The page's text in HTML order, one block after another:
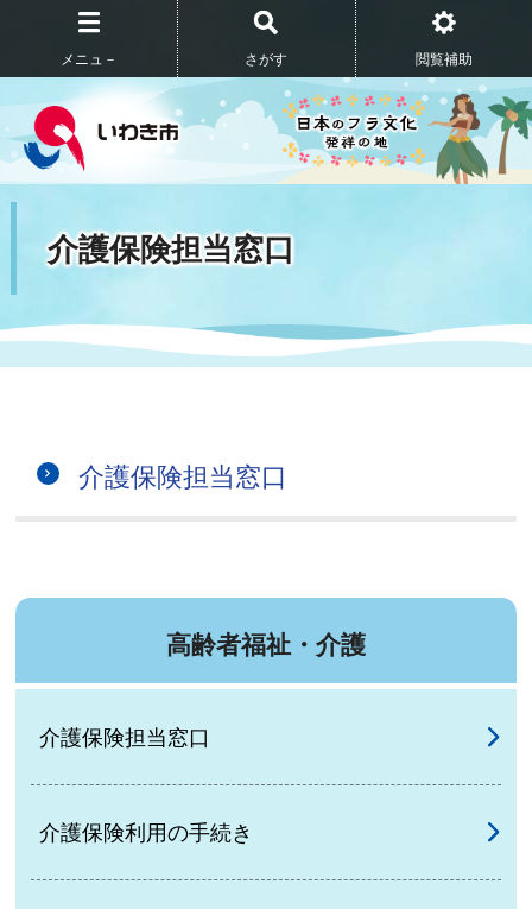
メニュ－ さがす 閲覧補助
介護保険担当窓口
介護保険担当窓口
高齢者福祉・介護
介護保険担当窓口
介護保険利用の手続き